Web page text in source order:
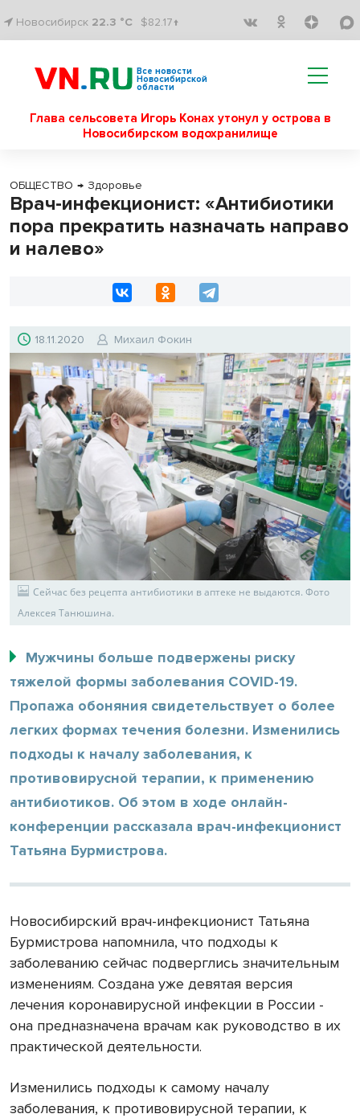
Новосибирск 22.3 °C $82.17↑
Все новости
Новосибирской
области
Глава сельсовета Игорь Конах утонул у острова в
Новосибирском водохранилище
ОБЩЕСТВО → Здоровье
Врач-инфекционист: «Антибиотики
пора прекратить назначать направо
и налево»
18.11.2020 Михаил Фокин
Сейчас без рецепта антибиотики в аптеке не выдаются. Фото
Алексея Танюшина.
Мужчины больше подвержены риску
тяжелой формы заболевания COVID-19.
Пропажа обоняния свидетельствует о более
легких формах течения болезни. Изменились
подходы к началу заболевания, к
противовирусной терапии, к применению
антибиотиков. Об этом в ходе онлайн-
конференции рассказала врач-инфекционист
Татьяна Бурмистрова.
Новосибирский врач-инфекционист Татьяна
Бурмистрова напомнила, что подходы к
заболеванию сейчас подверглись значительным
изменениям. Создана уже девятая версия
лечения коронавирусной инфекции в России -
она предназначена врачам как руководство в их
практической деятельности.
Изменились подходы к самому началу
заболевания, к противовирусной терапии, к